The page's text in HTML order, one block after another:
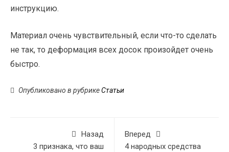
инструкцию.
Материал очень чувствительный, если что-то сделать
не так, то деформация всех досок произойдет очень
быстро.
Опубликовано в рубрикеСтатьи
Назад
3 признака, что ваш
Вперед
4 народных средства